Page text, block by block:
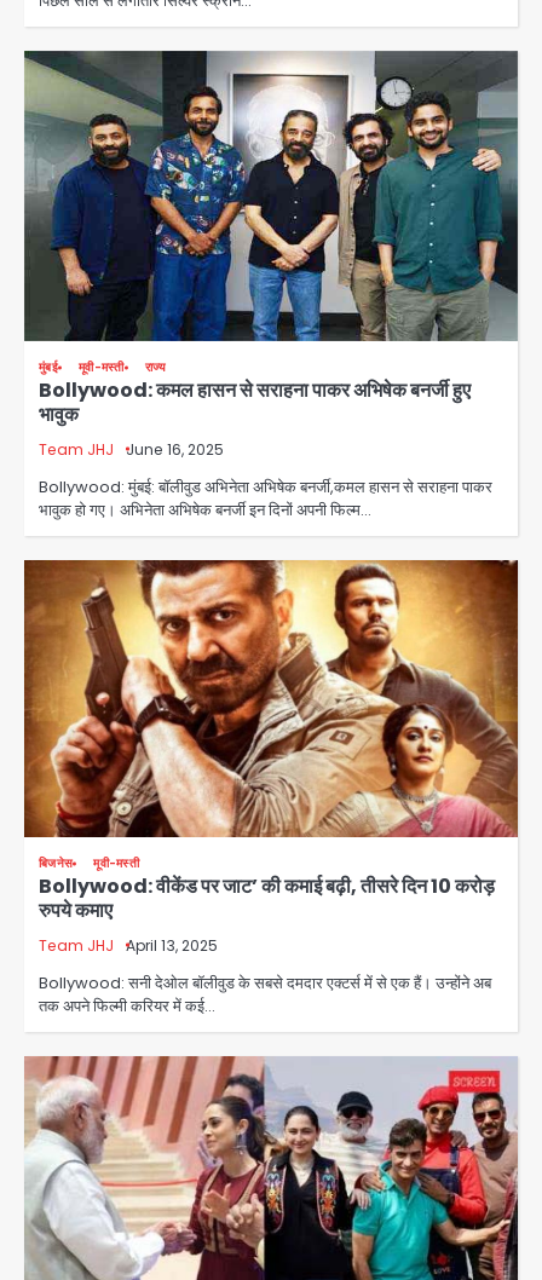
मुंबई मूवी-मस्ती राज्य
Bollywood: कमल हासन से सराहना पाकर अभिषेक बनर्जी हुए
भावुक
Team JHJ June 16, 2025
Bollywood: मुंबई: बॉलीवुड अभिनेता अभिषेक बनर्जी,कमल हासन से सराहना पाकर
भावुक हो गए। अभिनेता अभिषेक बनर्जी इन दिनों अपनी फिल्म…
बिजनेस मूवी-मस्ती
Bollywood: वीकेंड पर जाट’ की कमाई बढ़ी, तीसरे दिन 10 करोड़
रुपये कमाए
Team JHJ April 13, 2025
Bollywood: सनी देओल बॉलीवुड के सबसे दमदार एक्टर्स में से एक हैं। उन्होंने अब
तक अपने फिल्मी करियर में कई…